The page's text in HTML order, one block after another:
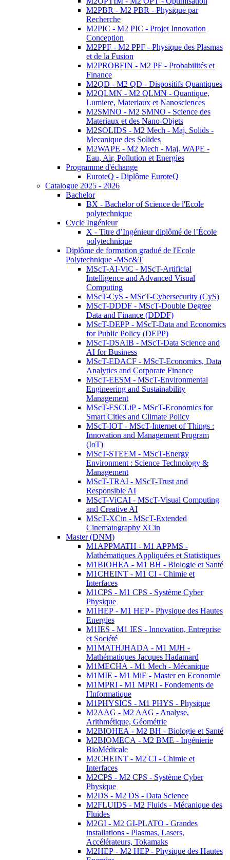
M2PBR - M2 PBR - Physique par
Recherche
M2PIC - M2 PIC - Projet Innovation
Conception
M2PPF - M2 PPF - Physique des Plasmas
et de la Fusion
M2PROBFIN - M2 PF - Probabilités et
Finance
M2QD - M2 QD - Dispositifs Quantiques
M2QLMN - M2 QLMN - Quantique,
Lumiere, Materiaux et Nanosciences
M2SMNO - M2 SMNO - Science des
Materiaux et des Nano-Objets
M2SOLIDS - M2 Mech - Maj. Solids -
Mecanique des Solides
M2WAPE - M2 Mech - Maj. WAPE -
Eau, Air, Pollution et Energies
Programme d'échange
EuroteQ - Diplôme EuroteQ
Catalogue 2025 - 2026
Bachelor
BX - Bachelor of Science de l'Ecole
polytechnique
Cycle Ingénieur
X - Titre d’Ingénieur diplômé de l’École
polytechnique
Diplôme de formation gradué de l'Ecole
Polytechnique -MSc&T
MScT-AI-ViC - MScT-Artificial
Intelligence and Advanced Visual
Computing
MScT-CyS - MScT-Cybersecurity (CyS)
MScT-DDDF - MScT-Double Degree
Data and Finance (DDDF)
MScT-DEPP - MScT-Data and Economics
for Public Policy (DEPP)
MScT-DSAIB - MScT-Data Science and
AI for Business
MScT-EDACF - MScT-Economics, Data
Analytics and Corporate Finance
MScT-EESM - MScT-Environmental
Engineering and Sustainability
Management
MScT-ESCLiP - MScT-Economics for
Smart Cities and Climate Policy
MScT-IOT - MScT-Internet of Things :
Innovation and Management Program
(IoT)
MScT-STEEM - MScT-Energy
Environment : Science Technology &
Management
MScT-TRAI - MScT-Trust and
Responsible AI
MScT-ViCAI - MScT-Visual Computing
and Creative AI
MScT-XCin - MScT-Extended
Cinematography XCin
Master (DNM)
M1APPMATH - M1 APPMS -
Mathématiques Appliquées et Statistiques
M1BIOHEA - M1 BH - Biologie et Santé
M1CHEINT - M1 CI - Chimie et
Interfaces
M1CPS - M1 CPS - Système Cyber
Physique
M1HEP - M1 HEP - Physique des Hautes
Energies
M1IES - M1 IES - Innovation, Entreprise
et Société
M1MATHJHADA - M1 MJH -
Mathématiques Jacques Hadamard
M1MECHA - M1 Mech - Mécanique
M1MIE - M1 MiE - Master en Economie
M1MPRI - M1 MPRI - Fondements de
l'Informatique
M1PHYSICS - M1 PHYS - Physique
M2AAG - M2 AAG - Analyse,
Arithmétique, Géométrie
M2BIOHEA - M2 BH - Biologie et Santé
M2BIOMECA - M2 BME - Ingénierie
BioMédicale
M2CHEINT - M2 CI - Chimie et
Interfaces
M2CPS - M2 CPS - Système Cyber
Physique
M2DS - M2 DS - Data Science
M2FLUIDS - M2 Fluids - Mécanique des
Fluides
M2GI - M2 GI-PLATO - Grandes
installations - Plasmas, Lasers,
Accélérateurs, Tokamaks
M2HEP - M2 HEP - Physique des Hautes